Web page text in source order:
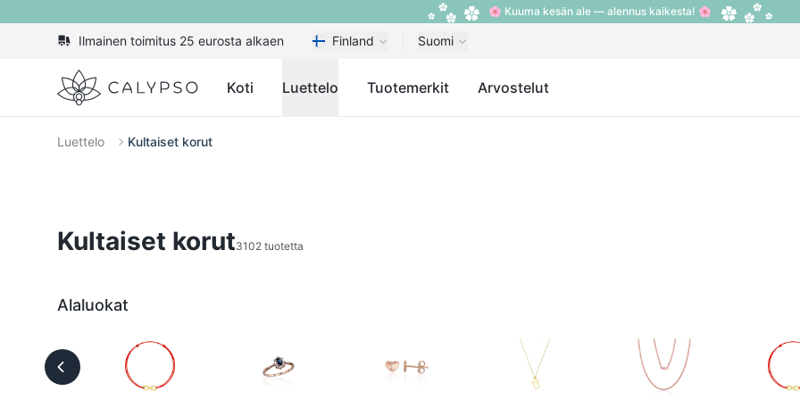
🌸 Kuuma kesän ale — alennus kaikesta! 🌸
Ilmainen toimitus 25 eurosta alkaen Finland Suomi
Calypso Koti Luettelo Tuotemerkit Arvostelut
Luettelo Kultaiset korut
Kultaiset korut3102 tuotetta
Alaluokat